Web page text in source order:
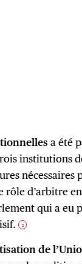
a été
institutions
rôle d’arbitre
qui a eu
2
de